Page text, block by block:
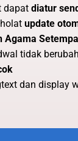
dapat diatur
update
Agama
tidak
dan display